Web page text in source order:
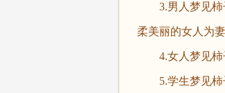
3.男人梦见柿子
柔美丽的女人为妻
4.女人梦见柿子
5.学生梦见柿子